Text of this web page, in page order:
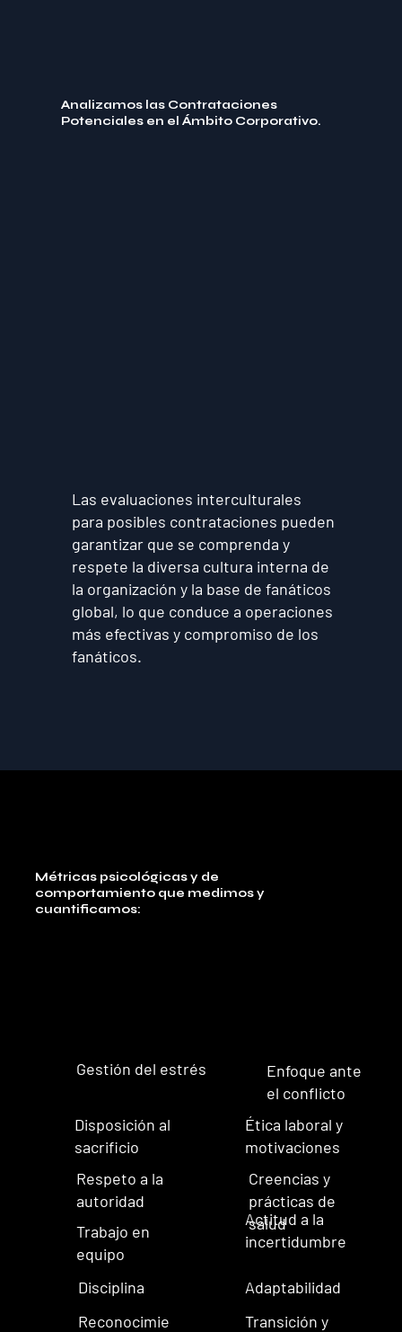
Métricas psicológicas y de
comportamiento que medimos y
cuantificamos:
Gestión del estrés
Respeto a la
autoridad
Reconocimie
Trabajo en
equipo
Disciplina
Enfoque ante
el conflicto
Ética laboral y
motivaciones
Creencias y
prácticas de
salud
Adaptabilidad
Actitud a la
incertidumbre
Transición y
Disposición al
sacrificio
Analizamos las Contrataciones
Potenciales en el Ámbito Corporativo.
Las evaluaciones interculturales
para posibles contrataciones pueden
garantizar que se comprenda y
respete la diversa cultura interna de
la organización y la base de fanáticos
global, lo que conduce a operaciones
más efectivas y compromiso de los
fanáticos.